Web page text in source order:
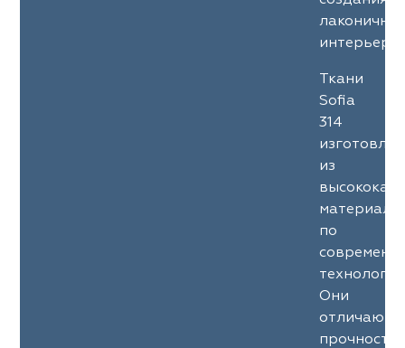
Ткани
Sofia
314
из
по
Они